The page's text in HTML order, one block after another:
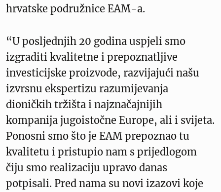
hrvatske podružnice EAM-a.
“U posljednjih 20 godina uspjeli smo
izgraditi kvalitetne i prepoznatljive
investicijske proizvode, razvijajući našu
izvrsnu ekspertizu razumijevanja
dioničkih tržišta i najznačajnijih
kompanija jugoistočne Europe, ali i svijeta.
Ponosni smo što je EAM prepoznao tu
kvalitetu i pristupio nam s prijedlogom
čiju smo realizaciju upravo danas
potpisali. Pred nama su novi izazovi koje